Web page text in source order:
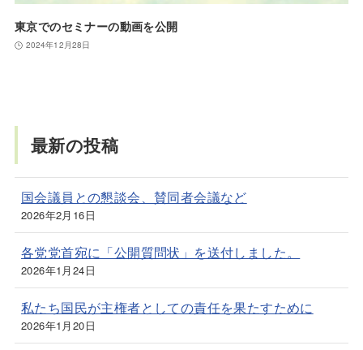
東京でのセミナーの動画を公開
2024年12月28日
最新の投稿
国会議員との懇談会、賛同者会議など
2026年2月16日
各党党首宛に「公開質問状」を送付しました。
2026年1月24日
私たち国民が主権者としての責任を果たすために
2026年1月20日